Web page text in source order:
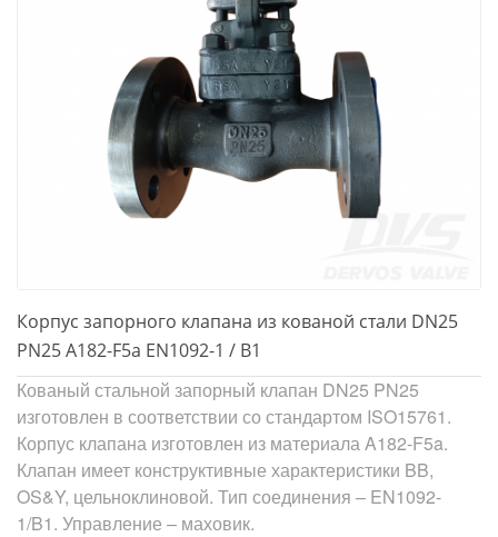
Корпус запорного клапана из кованой стали DN25
PN25 A182-F5a EN1092-1 / B1
Кованый стальной запорный клапан DN25 PN25
изготовлен в соответствии со стандартом ISO15761.
Корпус клапана изготовлен из материала A182-F5a.
Клапан имеет конструктивные характеристики BB,
OS&Y, цельноклиновой. Тип соединения – EN1092-
1/B1. Управление – маховик.